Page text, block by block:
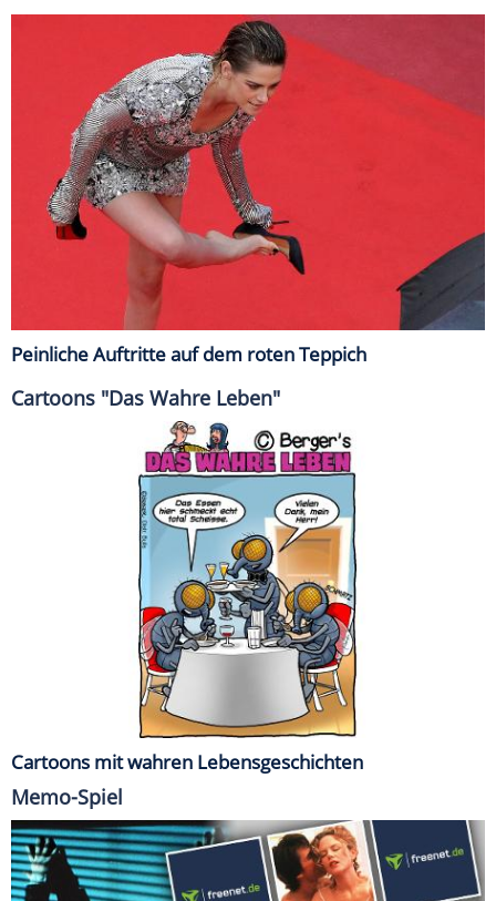
Peinliche Auftritte auf dem roten Teppich
Cartoons "Das Wahre Leben"
Cartoons mit wahren Lebensgeschichten
Memo-Spiel